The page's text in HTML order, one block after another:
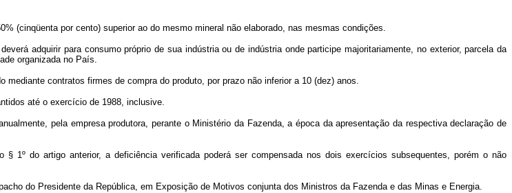
(cinqüenta por cento) superior ao do mesmo mineral não elaborado, nas mesmas condições.
adquirir para consumo próprio de sua indústria ou de indústria onde participe majoritariamente, no exterior, parcela da
organizada no País.
contratos firmes de compra do produto, por prazo não inferior a 10 (dez) anos.
até o exercício de 1988, inclusive.
pela empresa produtora, perante o Ministério da Fazenda, a época da apresentação da respectiva declaração de
do artigo anterior, a deficiência verificada poderá ser compensada nos dois exercícios subsequentes, porém o não
do Presidente da República, em Exposição de Motivos conjunta dos Ministros da Fazenda e das Minas e Energia.